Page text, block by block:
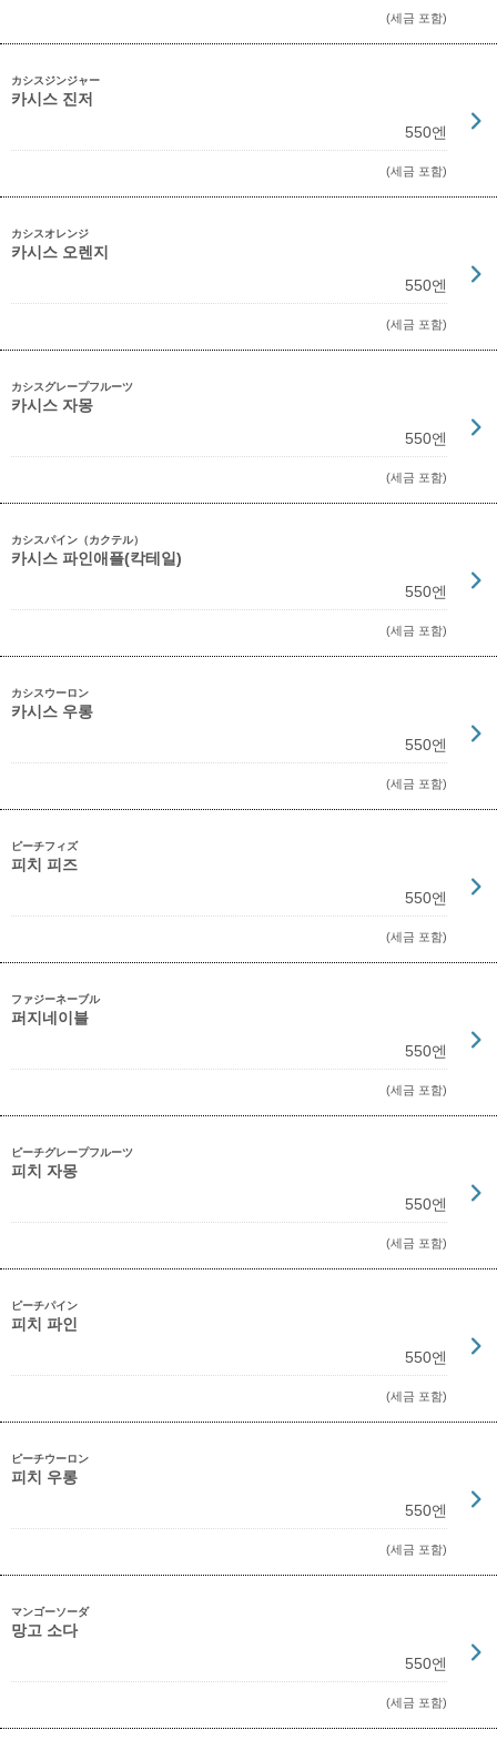
(세금 포함)
カシスジンジャー
카시스 진저
550엔
(세금 포함)
カシスオレンジ
카시스 오렌지
550엔
(세금 포함)
カシスグレープフルーツ
카시스 자몽
550엔
(세금 포함)
カシスパイン（カクテル）
카시스 파인애플(칵테일)
550엔
(세금 포함)
カシスウーロン
카시스 우롱
550엔
(세금 포함)
ピーチフィズ
피치 피즈
550엔
(세금 포함)
ファジーネーブル
퍼지네이블
550엔
(세금 포함)
ピーチグレープフルーツ
피치 자몽
550엔
(세금 포함)
ピーチパイン
피치 파인
550엔
(세금 포함)
ピーチウーロン
피치 우롱
550엔
(세금 포함)
マンゴーソーダ
망고 소다
550엔
(세금 포함)